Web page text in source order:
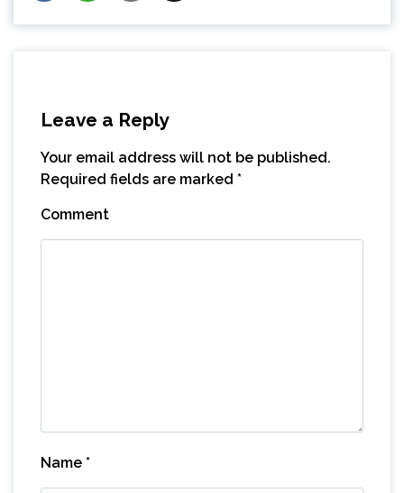
Leave a Reply
Your email address will not be published.
Required fields are marked *
Comment
Name *